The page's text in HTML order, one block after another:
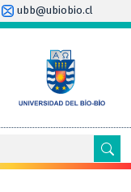
ubb@ubiobio.cl